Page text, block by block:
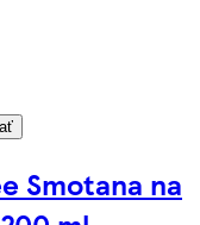
Smotana na